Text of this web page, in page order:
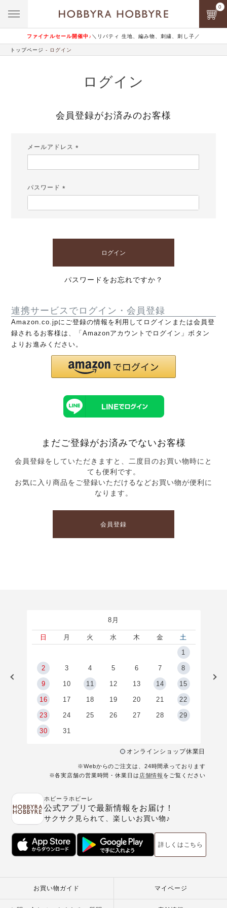
ファイナルセール開催中♪ ＼リバティ 生地、編み物、刺繍、刺し子／
0
トップページ ログイン
ログイン
会員登録がお済みのお客様
メールアドレス
パスワード
ログイン
パスワードをお忘れですか？
連携サービスでログイン・会員登録
Amazon.co.jpにご登録の情報を利用してログインまたは会員登
録されるお客様は、「Amazonアカウントでログイン」ボタン
よりお進みください。
まだご登録がお済みでないお客様
会員登録をしていただきますと、二度目のお買い物時にと
ても便利です。
お気に入り商品をご登録いただけるなどお買い物が便利に
なります。
会員登録
8月
日 月 火 水 木 金
土
1
2 3 4 5 6 7 8
9 10 11 12 13 14 15
16 17 18 19 20 21 22
23 24 25 26 27 28 29
30 31
オンラインショップ休業日
※Webからのご注文は、24時間承っております
※各実店舗の営業時間・休業日は 店舗情報 をご覧ください
ホビーラホビーレ
公式アプリで最新情報をお届け！
サクサク見られて、楽しいお買い物♪
詳しくはこちら
お買い物ガイド マイページ